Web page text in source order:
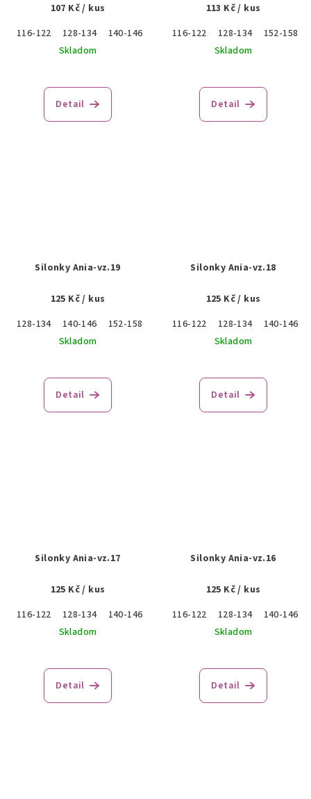
107 Kč/ kus
116-122
128-134 140-146
152-158
Skladom
Detail
113 Kč/ kus
116-122
128-134
152-158
Skladom
Detail
Silonky Ania-vz.19
125 Kč/ kus
128-134
140-146
152-158
Skladom
Detail
Silonky Ania-vz.18
125 Kč/ kus
116-122
128-134 140-146
Skladom
Detail
Silonky Ania-vz.17
125 Kč/ kus
116-122
128-134
140-146
Skladom
Detail
Silonky Ania-vz.16
125 Kč/ kus
116-122
128-134
140-146
Skladom
Detail